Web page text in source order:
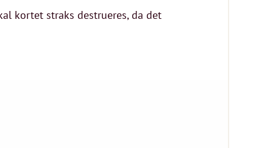
kortet straks destrueres, da det